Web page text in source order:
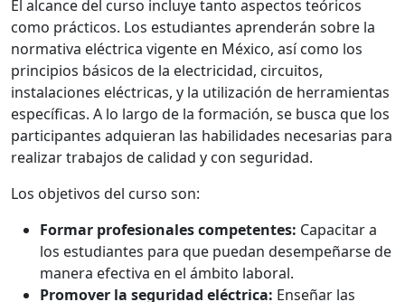
El alcance del curso incluye tanto aspectos teóricos
como prácticos. Los estudiantes aprenderán sobre la
normativa eléctrica vigente en México, así como los
principios básicos de la electricidad, circuitos,
instalaciones eléctricas, y la utilización de herramientas
específicas. A lo largo de la formación, se busca que los
participantes adquieran las habilidades necesarias para
realizar trabajos de calidad y con seguridad.
Los objetivos del curso son:
Formar profesionales competentes: Capacitar a
los estudiantes para que puedan desempeñarse de
manera efectiva en el ámbito laboral.
Promover la seguridad eléctrica: Enseñar las